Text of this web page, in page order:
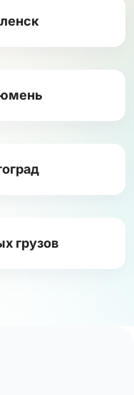
грузов